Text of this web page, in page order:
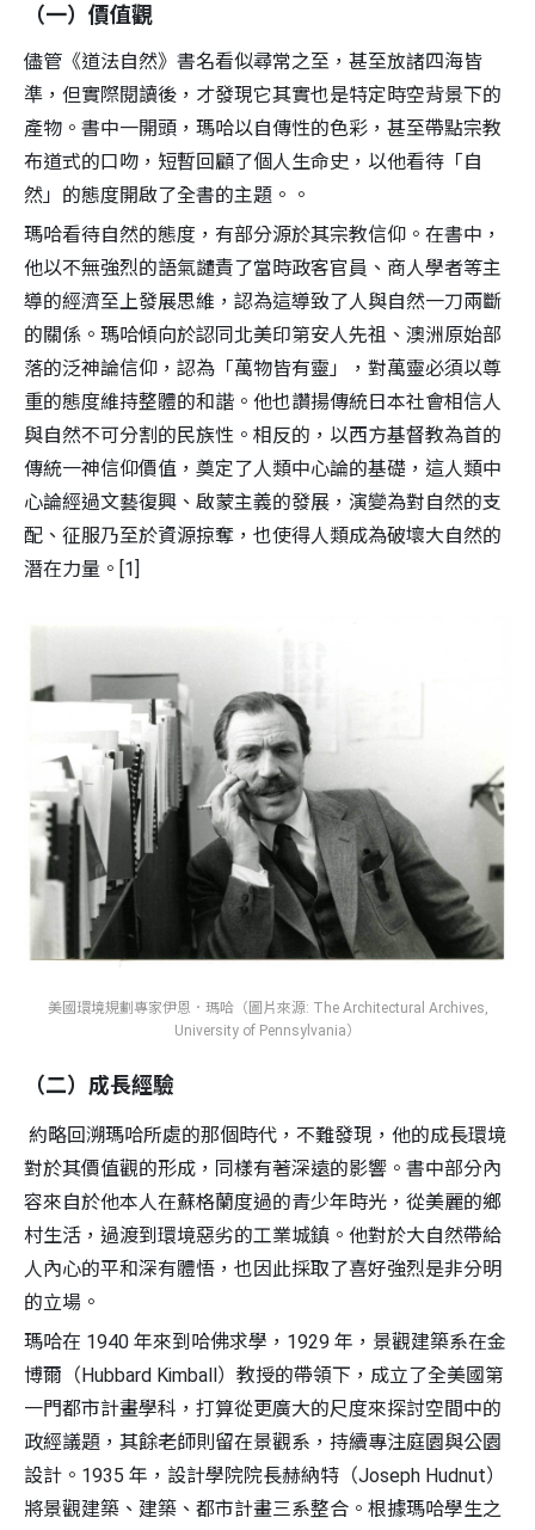
（一）價值觀
儘管《道法自然》書名看似尋常之至，甚至放諸四海皆
準，但實際閱讀後，才發現它其實也是特定時空背景下的
產物。書中一開頭，瑪哈以自傳性的色彩，甚至帶點宗教
布道式的口吻，短暫回顧了個人生命史，以他看待「自
然」的態度開啟了全書的主題。。
瑪哈看待自然的態度，有部分源於其宗教信仰。在書中，
他以不無強烈的語氣譴責了當時政客官員、商人學者等主
導的經濟至上發展思維，認為這導致了人與自然一刀兩斷
的關係。瑪哈傾向於認同北美印第安人先祖、澳洲原始部
落的泛神論信仰，認為「萬物皆有靈」，對萬靈必須以尊
重的態度維持整體的和諧。他也讚揚傳統日本社會相信人
與自然不可分割的民族性。相反的，以西方基督教為首的
傳統一神信仰價值，奠定了人類中心論的基礎，這人類中
心論經過文藝復興、啟蒙主義的發展，演變為對自然的支
配、征服乃至於資源掠奪，也使得人類成為破壞大自然的
潛在力量。[1]
美國環境規劃專家伊恩．瑪哈（圖片來源: The Architectural Archives,
University of Pennsylvania）
（二）成長經驗
約略回溯瑪哈所處的那個時代，不難發現，他的成長環境
對於其價值觀的形成，同樣有著深遠的影響。書中部分內
容來自於他本人在蘇格蘭度過的青少年時光，從美麗的鄉
村生活，過渡到環境惡劣的工業城鎮。他對於大自然帶給
人內心的平和深有體悟，也因此採取了喜好強烈是非分明
的立場。
瑪哈在 1940 年來到哈佛求學，1929 年，景觀建築系在金
博爾（Hubbard Kimball）教授的帶領下，成立了全美國第
一門都市計畫學科，打算從更廣大的尺度來探討空間中的
政經議題，其餘老師則留在景觀系，持續專注庭園與公園
設計。1935 年，設計學院院長赫納特（Joseph Hudnut）
將景觀建築、建築、都市計畫三系整合。根據瑪哈學生之